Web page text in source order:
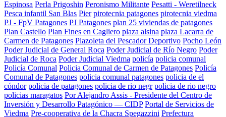
Espinosa Perla Prigoshin Peronismo Militante Pesatti - Weretilneck
Pesca infantil San Blas Pier pirotecnia patagones pirotecnia viedma
PJ - FpV Patagones PJ Patagones plan 25 viviendas de patagones
Plan Castello Plan Fines en Cagliero plaza alsina plaza Lacarra de
Carmen de Patagones Plazoleta del Pescador Deportivo Pocho León
Poder Judicial de General Roca Poder Judicial de Río Negro Poder
Judicial de Roca Poder Judicial Viedma policía policia comunal
Policía Comunal Policia Comunal de Carmen de Patagones Policía
Comunal de Patagones policia comunal patagones policia de el
cóndor policia de patagones policia de rio negr policia de rio negro
policias maragatos Por Alejandro Assis - Presidente del Centro de
Inversión y Desarrollo Patagónico — CIDP Portal de Servicios de
Viedma Pre-cooperativa de la Chacra Spegazzini Prefectura